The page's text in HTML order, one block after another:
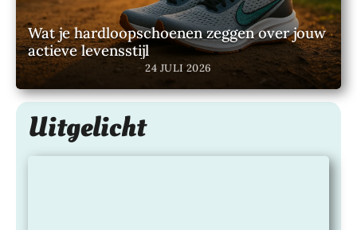
Wat je hardloopschoenen zeggen over jouw
actieve levensstijl
24 JULI 2026
Uitgelicht